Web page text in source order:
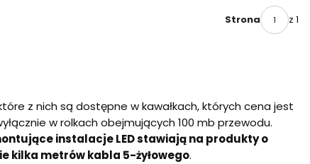
Strona z 1
z nich są dostępne w kawałkach, których cena jest
w rolkach obejmujących 100 mb przewodu.
instalacje LED stawiają na produkty o
kilka metrów kabla 5-żyłowego.